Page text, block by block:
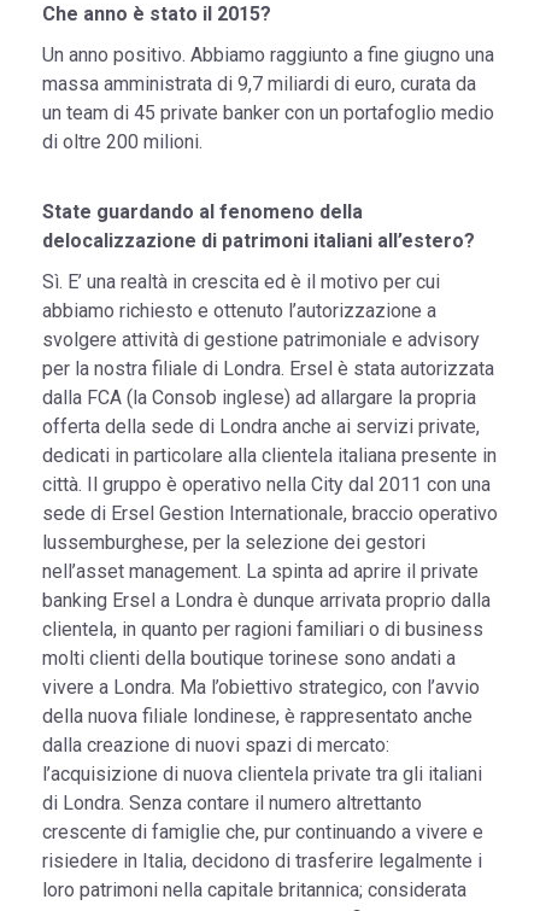
Che anno è stato il 2015?
Un anno positivo. Abbiamo raggiunto a fine giugno una
massa amministrata di 9,7 miliardi di euro, curata da
un team di 45 private banker con un portafoglio medio
di oltre 200 milioni.
State guardando al fenomeno della
delocalizzazione di patrimoni italiani all’estero?
Sì. E’ una realtà in crescita ed è il motivo per cui
abbiamo richiesto e ottenuto l’autorizzazione a
svolgere attività di gestione patrimoniale e advisory
per la nostra filiale di Londra. Ersel è stata autorizzata
dalla FCA (la Consob inglese) ad allargare la propria
offerta della sede di Londra anche ai servizi private,
dedicati in particolare alla clientela italiana presente in
città. Il gruppo è operativo nella City dal 2011 con una
sede di Ersel Gestion Internationale, braccio operativo
lussemburghese, per la selezione dei gestori
nell’asset management. La spinta ad aprire il private
banking Ersel a Londra è dunque arrivata proprio dalla
clientela, in quanto per ragioni familiari o di business
molti clienti della boutique torinese sono andati a
vivere a Londra. Ma l’obiettivo strategico, con l’avvio
della nuova filiale londinese, è rappresentato anche
dalla creazione di nuovi spazi di mercato:
l’acquisizione di nuova clientela private tra gli italiani
di Londra. Senza contare il numero altrettanto
crescente di famiglie che, pur continuando a vivere e
risiedere in Italia, decidono di trasferire legalmente i
loro patrimoni nella capitale britannica; considerata